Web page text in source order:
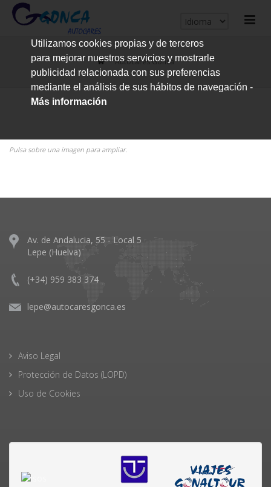
cerrar
Utilizamos cookies propias y de terceros
para mejorar nuestros servicios y mostrarle
publicidad relacionada con sus preferencias
mediante el análisis de sus hábitos de navegación -
Más información
Autocares Gonca
Pulsa sobre una imagen para ampliar.
Av. de Andalucia, 55 - Local 5
Lepe (Huelva)
(+34) 959 383 374
lepe@autocaresgonca.es
Aviso Legal
Protección de Datos (LOPD)
Uso de Cookies